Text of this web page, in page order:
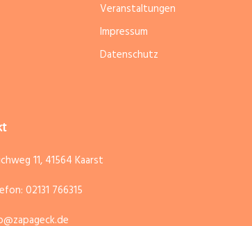
Veranstaltungen
Impressum
Datenschutz
11, 41564 Kaarst
02131 766315